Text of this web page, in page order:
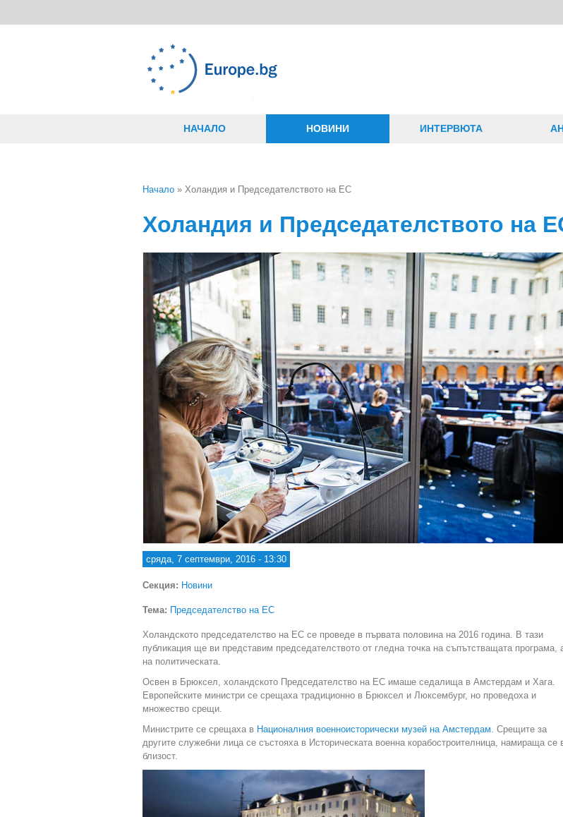
НАЧАЛО НОВИНИ ИНТЕРВЮТА
Начало » Холандия и Председателството на ЕС
Холандия и Председателството на
сряда, 7 септември, 2016 - 13:30
Секция: Новини
Тема: Председателство на ЕС
Холандското председателство на ЕС се проведе в първата половина на 2016 година. В тази
публикация ще ви представим председателството от гледна точка на съпътстващата програма,
на политическата.
Освен в Брюксел, холандското Председателство на ЕС имаше седалища в Амстердам и Хага.
Европейските министри се срещаха традиционно в Брюксел и Люксембург, но проведоха и
множество срещи.
Министрите се срещаха в Националния военноисторически музей на Амстердам. Срещите за
другите служебни лица се състояха в Историческата военна корабостроителница, намираща се
близост.